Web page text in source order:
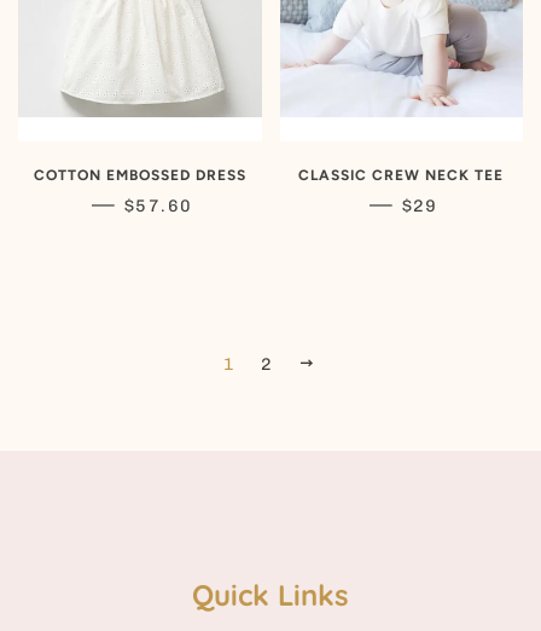
COTTON EMBOSSED DRESS
— PRIX RÉDUIT
$57.60
CLASSIC CREW NECK TEE
— PRIX
$29
1 2
Quick Links